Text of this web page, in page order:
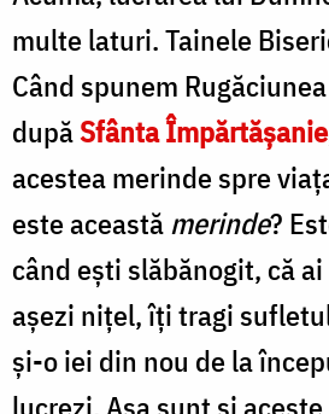
multe laturi. Tainele
Când spunem
dupăSfânta Împărtăşanie
acestea merinde spre
este aceastămerinde?
când eşti slăbănogit, că
aşezi niţel, îţi tragi
şi-o iei din nou de la